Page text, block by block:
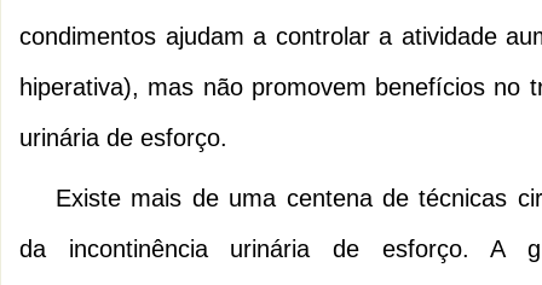
condimentos ajudam a controlar a atividade
hiperativa), mas não promovem benefícios no
urinária de esforço.
Existe mais de uma centena de técnicas
da incontinência urinária de esforço. A